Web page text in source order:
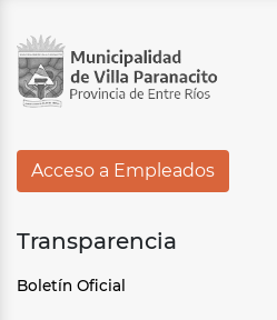
Acceso a Empleados
Transparencia
Boletín Oficial